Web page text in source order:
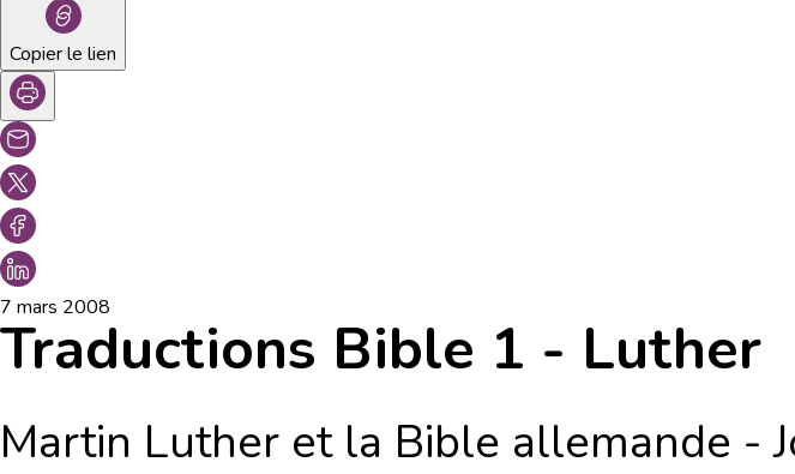
Copier le lien
7 mars 2008
Traductions Bible 1 - Luther
Martin Luther et la Bible allemande -